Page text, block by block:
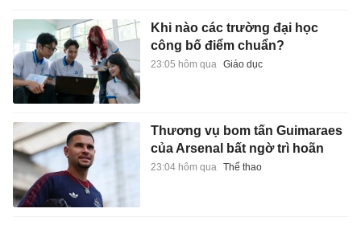
Khi nào các trường đại học
công bố điểm chuẩn?
23:05 hôm qua Giáo dục
Thương vụ bom tấn Guimaraes
của Arsenal bất ngờ trì hoãn
23:04 hôm qua Thể thao